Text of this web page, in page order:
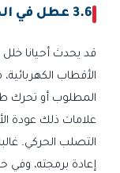
3.6 عطل في الجهاز أو إزاحته:
قد يحدث أحيانا خلل
الأقطاب
المطلوب أو تحرك
علامات ذلك عودة
التصلب الحركي.
إعادة برمجته، وفي